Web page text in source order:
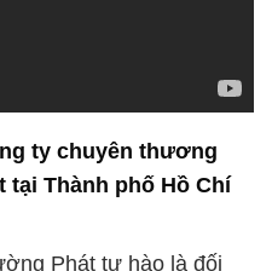
Phát tự hào là đối
trong việc cung cấp
cho các ngành công
chúng tôi đã xây
đầu trong lĩnh vực